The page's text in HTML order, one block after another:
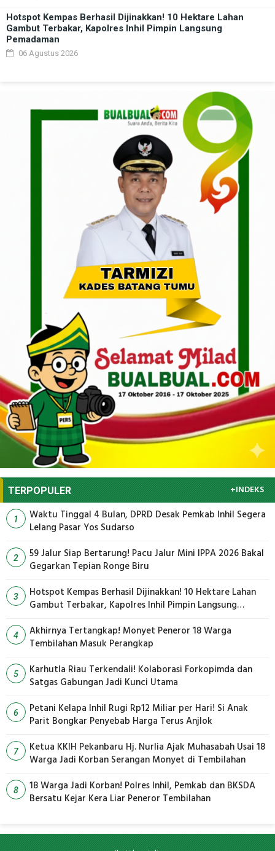
Hotspot Kempas Berhasil Dijinakkan! 10 Hektare Lahan
Gambut Terbakar, Kapolres Inhil Pimpin Langsung
Pemadaman
06 Agustus 2026
TERPOPULER +INDEKS
1
Waktu Tinggal 4 Bulan, DPRD Desak Pemkab Inhil Segera
Lelang Pasar Yos Sudarso
2
59 Jalur Siap Bertarung! Pacu Jalur Mini IPPA 2026 Bakal
Gegarkan Tepian Ronge Biru
3
Hotspot Kempas Berhasil Dijinakkan! 10 Hektare Lahan
Gambut Terbakar, Kapolres Inhil Pimpin Langsung
4
Akhirnya Tertangkap! Monyet Peneror 18 Warga
Tembilahan Masuk Perangkap
5
Karhutla Riau Terkendali! Kolaborasi Forkopimda dan
Satgas Gabungan Jadi Kunci Utama
6
Petani Kelapa Inhil Rugi Rp12 Miliar per Hari! Si Anak
Parit Bongkar Penyebab Harga Terus Anjlok
7
Ketua KKIH Pekanbaru Hj. Nurlia Ajak Muhasabah Usai 18
Warga Jadi Korban Serangan Monyet di Tembilahan
8
18 Warga Jadi Korban! Polres Inhil, Pemkab dan BKSDA
Bersatu Kejar Kera Liar Peneror Tembilahan